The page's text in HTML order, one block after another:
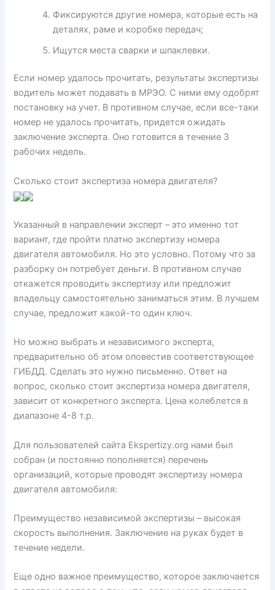
Фиксируются другие номера, которые есть на
деталях, раме и коробке передач;
Ищутся места сварки и шпаклевки.
Если номер удалось прочитать, результаты экспертизы
водитель может подавать в МРЭО. С ними ему одобрят
постановку на учет. В противном случае, если все-таки
номер не удалось прочитать, придется ожидать
заключение эксперта. Оно готовится в течение 3
рабочих недель.
Сколько стоит экспертиза номера двигателя?
Указанный в направлении эксперт – это именно тот
вариант, где пройти платно экспертизу номера
двигателя автомобиля. Но это условно. Потому что за
разборку он потребует деньги. В противном случае
откажется проводить экспертизу или предложит
владельцу самостоятельно заниматься этим. В лучшем
случае, предложит какой-то один ключ.
Но можно выбрать и независимого эксперта,
предварительно об этом оповестив соответствующее
ГИБДД. Сделать это нужно письменно. Ответ на
вопрос, сколько стоит экспертиза номера двигателя,
зависит от конкретного эксперта. Цена колеблется в
диапазоне 4-8 т.р.
Для пользователей сайта Ekspertizy.org нами был
собран (и постоянно пополняется) перечень
организаций, которые проводят экспертизу номера
двигателя автомобиля:
Преимущество независимой экспертизы – высокая
скорость выполнения. Заключение на руках будет в
течение недели.
Еще одно важное преимущество, которое заключается